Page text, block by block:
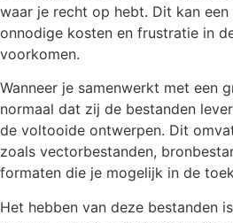
waar je recht op hebt. Dit kan
onnodige kosten en frustratie in
voorkomen.
Wanneer je samenwerkt met een
normaal dat zij de bestanden
de voltooide ontwerpen. Dit
zoals vectorbestanden,
formaten die je mogelijk in de
Het hebben van deze bestanden